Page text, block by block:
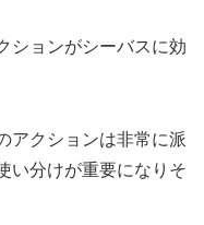
ションがシーバスに効
アクションは非常に派
い分けが重要になりそ